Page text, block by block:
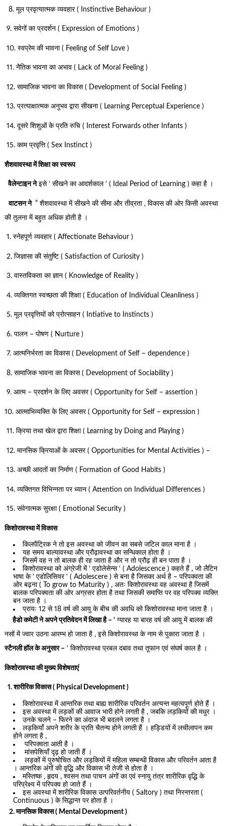
8. मूल प्रवृत्यात्मक व्यवहार ( Instinctive Behaviour )
9. सवेगों का प्रदर्शन ( Expression of Emotions )
10. स्वप्रेम की भावना ( Feeling of Self Love )
11. नैतिक भावना का अभाव ( Lack of Moral Feeling )
12. सामाजिक भावना का विकास ( Development of Social Feeling )
13. प्रत्याक्षात्मक अनुभव द्वारा सीखना ( Learning Perceptual Experience )
14. दूसरे शिशुओं के प्रति रुचि ( Interest Forwards other Infants )
15. काम प्रवृत्ति ( Sex Instinct )
शैशवावस्था में शिक्षा का स्वरूप
वैलेन्टाइन नेइसे ‘ सीखने का आदर्शकाल ‘ ( Ideal Period of Learning ) कहा है ।
वाटसन ने ” शैशवावस्था में सीखने की सीमा और तीव्रता , विकास की ओर किसी अवस्था
की तुलना में बहुत अधिक होती है ।
1. स्नेहपूर्ण व्यवहार ( Affectionate Behaviour )
2. जिज्ञासा की संतुष्टि ( Satisfaction of Curiosity )
3. वास्तविकता का ज्ञान ( Knowledge of Reality )
4. व्यक्तिगत स्वच्छता की शिक्षा ( Education of Individual Cleanliness )
5. मूल प्रवृत्तियों को प्रोत्साहन ( Intiative to Instincts )
6. पालन – पोषण ( Nurture )
7. आत्मनिर्भरता का विकास ( Development of Self – dependence )
8. सामाजिक भावना का विकास ( Development of Sociability )
9. आत्म – प्रदर्शन के लिए अवसर ( Opportunity for Self – assertion )
10. आत्माभिव्यक्ति के लिए अवसर ( Opportunity for Self – expression )
11. क्रिया तथा खेल द्वारा शिक्षा ( Learning by Doing and Playing )
12. मानसिक क्रियाओं के अवसर ( Opportunities for Mental Activities ) –
13. अच्छी आदतों का निर्माण ( Formation of Good Habits )
14. व्यक्तिगत विभिन्नता पर ध्यान ( Attention on Individual Differences )
15. संवेगात्मक सुरक्षा ( Emotional Security )
किशोरावस्था में विकास
किलपैट्रिक ने तो इस अवस्था को जीवन का सबसे जटिल काल माना है ।
यह समय बाल्यावस्था और प्रौढ़ावस्था का सन्धिकाल होता है ।
जिसमें वह न तो बालक ही रह जाता है और न तो प्रौढ़ ही बन पाता है ।
किशोरावस्था को अंग्रेजी में ‘ एडोलेसेन्स ‘ ( Adolescence ) कहते हैं , जो लैटिन
भाषा के ‘ एडोलिसियर ‘ ( Adolescere ) से बना है जिसका अर्थ है – परिपक्वता की
ओर बढ़ना ( To grow to Maturity ) , अतः किशोरावस्था वह अवस्था है जिसमें
बालक परिपक्वता की ओर अग्रसर होता है तथा जिसकी समाप्ति पर वह परिपक्व व्यक्ति
बन जाता है ।
प्रायः 12 से 18 वर्ष की आयु के बीच की अवधि को किशोरावस्था माना जाता है ।
हैडो कमेटी ने अपने प्रतिवेदन में लिखा है – ‘ग्यारह या बारह वर्ष की आयु में बालक की
नसों में ज्वार उठना आरम्भ हो जाता है , इसे किशोरावस्था के नाम से पुकारा जाता है ।
स्टैनली हॉल के अनुसार – ‘ किशोरावस्था प्रबल दबाव तथा तूफान एवं संघर्ष काल है ।
किशोरावस्था की मुख्य विशेषताएं
1. शारीरिक विकास ( Physical Development )
किशोरावस्था में आन्तरिक तथा बाह्य शारीरिक परिवर्तन अत्यन्त महत्वपूर्ण होते हैं ।
इस अवस्था में लड़कों की आवाज भारी होने लगती है , जबकि लड़कियों की मधुर ।
उनके चलने – फिरने का अंदाज भी बदलने लगता है ।
लड़कियाँ अपने शरीर के प्रति चैतन्य होने लगती हैं । हड्डियों में लचीलापन कम
होने लगता है ,
परिपक्वता आती है ।
मांसपेशियाँ दृढ़ हो जाती हैं ।
लड़कों में पुरुषोचित और लड़कियों में महिला सम्बन्धी विकास और परिवर्तन आता है
। आन्तरिक अंगों की वृद्धि और विकास भी तेजी से होता है ।
मस्तिष्क , हृदय , श्वसन तथा पाचन अंगों का एवं स्नायु तंत्र शारीरिक वृद्धि के
परिप्रेक्ष्य में परिपक्व हो जाते हैं ।
इस अवस्था में शारीरिक विकास उत्परिवर्तनीय ( Saltory ) तथा निरन्तरता (
Continuous ) के सिद्धान्त पर होता है ।
2. मानसिक विकास ( Mental Development )